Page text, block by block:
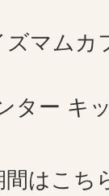
マムカ
ター キ
間はこ